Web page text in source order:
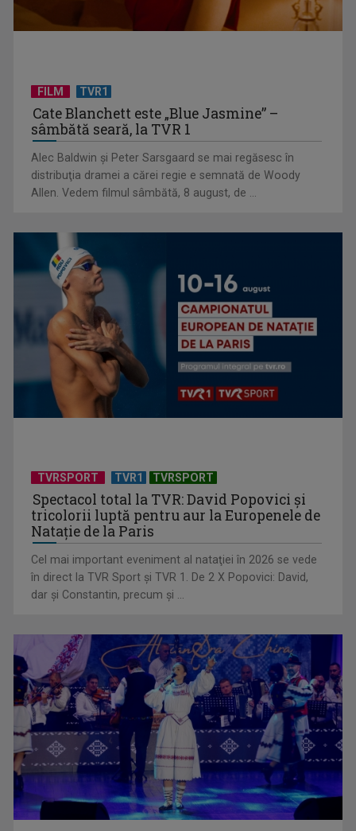
(P) Finanțarea în rate pentru panouri fotovoltaice: cum
funcționează și ce ...
(P) Detoxifierea digitală la copii: Cum reconstruim atenția
prin jocul liber?
(P) Ce poate însemna faptul că un copil evită conversațiile,
deși aude și ...
(P) Eficiența Costurilor în Ortodonție: De ce Aparatul Dentar
Metalic Rămâne ...
FILM TVR1
Cate Blanchett este „Blue Jasmine” –
sâmbătă seară, la TVR 1
Alec Baldwin şi Peter Sarsgaard se mai regăsesc în
distribuţia dramei a cărei regie e semnată de Woody
Allen. Vedem filmul sâmbătă, 8 august, de ...
TVRSPORT TVR1 TVRSPORT
Spectacol total la TVR: David Popovici și
tricolorii luptă pentru aur la Europenele de
Natație de la Paris
Cel mai important eveniment al nataţiei în 2026 se vede
în direct la TVR Sport şi TVR 1. De 2 X Popovici: David,
dar şi Constantin, precum şi ...